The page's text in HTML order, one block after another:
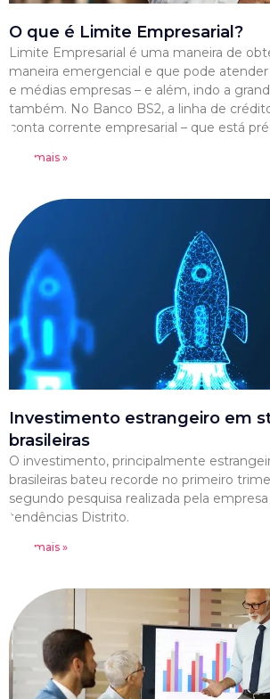
O que é Limite Empresarial?
Limite Empresarial é uma maneira de
maneira emergencial e que pode
e médias empresas – e além, indo a
também. No Banco BS2, a linha de
conta corrente empresarial – que está
Leia mais »
Investimento estrangeiro em
brasileiras
O investimento, principalmente
brasileiras bateu recorde no primeiro
segundo pesquisa realizada pela
tendências Distrito.
Leia mais »